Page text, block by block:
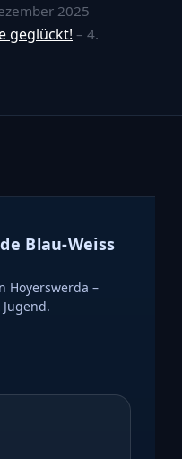
2025
geglückt! – 4.
Blau-Weiss
Hoyerswerda –